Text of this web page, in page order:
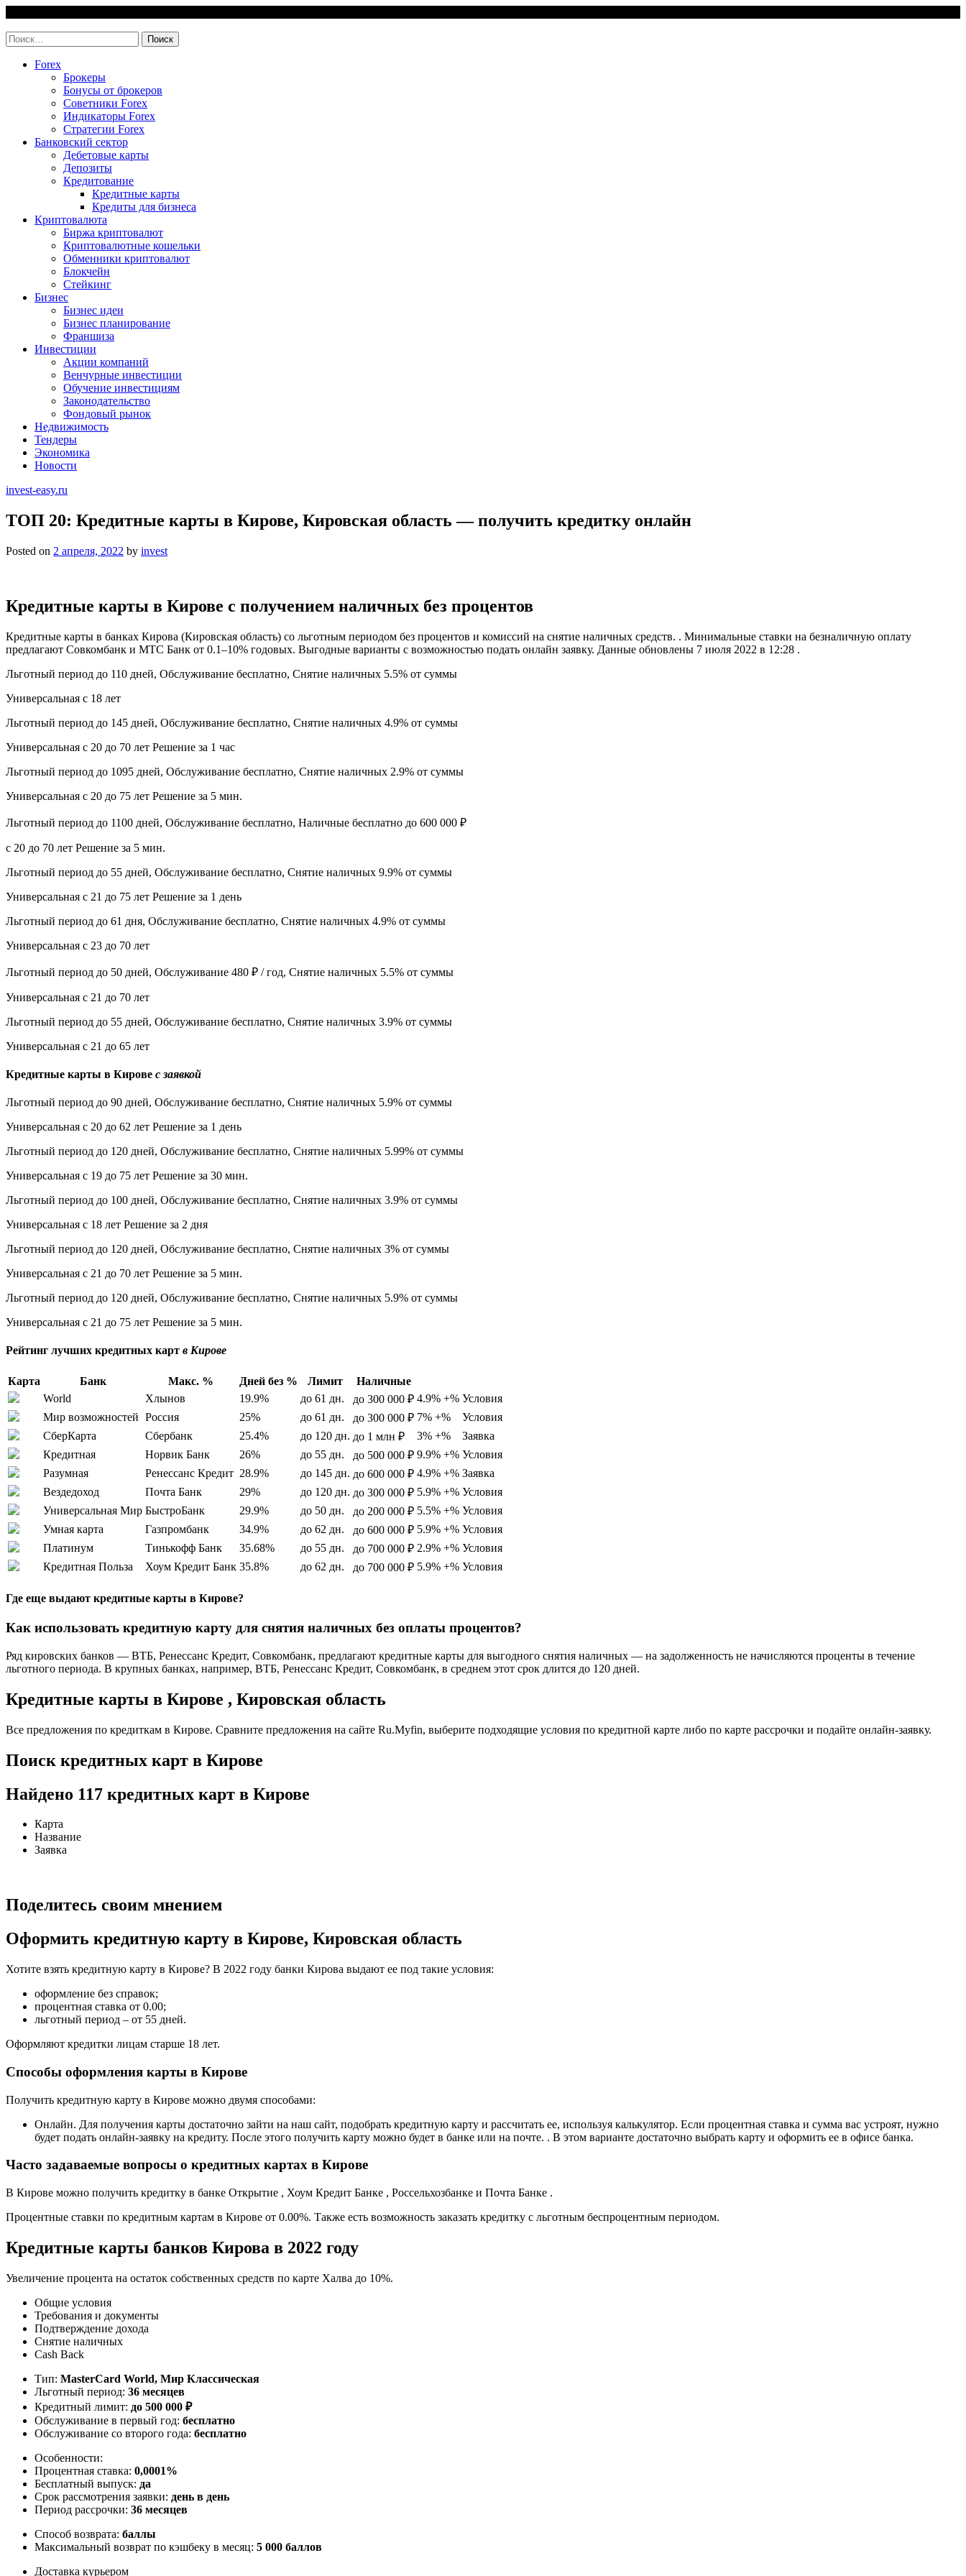
content
Найти:
Forex
Брокеры
Бонусы от брокеров
Советники Forex
Индикаторы Forex
Стратегии Forex
Банковский сектор
Дебетовые карты
Депозиты
Кредитование
Кредитные карты
Кредиты для бизнеса
Криптовалюта
Биржа криптовалют
Криптовалютные кошельки
Обменники криптовалют
Блокчейн
Стейкинг
Бизнес
Бизнес идеи
Бизнес планирование
Франшиза
Инвестиции
Акции компаний
Венчурные инвестиции
Обучение инвестициям
Законодательство
Фондовый рынок
Недвижимость
Тендеры
Экономика
Новости
invest-easy.ru
ТОП 20: Кредитные карты в Кирове, Кировская область — получить кредитку онлайн
Posted on 2 апреля, 2022 by invest
Кредитные карты в Кирове с получением наличных без процентов
Кредитные карты в банках Кирова (Кировская область) со льготным периодом без процентов и комиссий на снятие наличных средств. . Минимальные ставки на безналичную оплату
предлагают Совкомбанк и МТС Банк от 0.1–10% годовых. Выгодные варианты с возможностью подать онлайн заявку. Данные обновлены 7 июля 2022 в 12:28 .
Льготный период до 110 дней, Обслуживание бесплатно, Снятие наличных 5.5% от суммы
Универсальная с 18 лет
Льготный период до 145 дней, Обслуживание бесплатно, Снятие наличных 4.9% от суммы
Универсальная с 20 до 70 лет Решение за 1 час
Льготный период до 1095 дней, Обслуживание бесплатно, Снятие наличных 2.9% от суммы
Универсальная с 20 до 75 лет Решение за 5 мин.
Льготный период до 1100 дней, Обслуживание бесплатно, Наличные бесплатно до 600 000 ₽
с 20 до 70 лет Решение за 5 мин.
Льготный период до 55 дней, Обслуживание бесплатно, Снятие наличных 9.9% от суммы
Универсальная с 21 до 75 лет Решение за 1 день
Льготный период до 61 дня, Обслуживание бесплатно, Снятие наличных 4.9% от суммы
Универсальная с 23 до 70 лет
Льготный период до 50 дней, Обслуживание 480 ₽ / год, Снятие наличных 5.5% от суммы
Универсальная с 21 до 70 лет
Льготный период до 55 дней, Обслуживание бесплатно, Снятие наличных 3.9% от суммы
Универсальная с 21 до 65 лет
Кредитные карты в Кирове с заявкой
Льготный период до 90 дней, Обслуживание бесплатно, Снятие наличных 5.9% от суммы
Универсальная с 20 до 62 лет Решение за 1 день
Льготный период до 120 дней, Обслуживание бесплатно, Снятие наличных 5.99% от суммы
Универсальная с 19 до 75 лет Решение за 30 мин.
Льготный период до 100 дней, Обслуживание бесплатно, Снятие наличных 3.9% от суммы
Универсальная с 18 лет Решение за 2 дня
Льготный период до 120 дней, Обслуживание бесплатно, Снятие наличных 3% от суммы
Универсальная с 21 до 70 лет Решение за 5 мин.
Льготный период до 120 дней, Обслуживание бесплатно, Снятие наличных 5.9% от суммы
Универсальная с 21 до 75 лет Решение за 5 мин.
Рейтинг лучших кредитных карт в Кирове
Карта Банк Макс. % Дней без % Лимит
Наличные
World
Хлынов 19.9% до 61 дн. до 300 000 ₽ 4.9% +% Условия
Мир возможностей Россия 25% до 61 дн. до 300 000 ₽ 7% +%
Условия
СберКарта
Сбербанк 25.4% до 120 дн. до 1 млн ₽ 3% +%
Заявка
Кредитная
Норвик Банк 26% до 55 дн. до 500 000 ₽ 9.9% +% Условия
Разумная
Ренессанс Кредит 28.9% до 145 дн. до 600 000 ₽ 4.9% +% Заявка
Вездедоход
Почта Банк 29% до 120 дн. до 300 000 ₽ 5.9% +% Условия
Универсальная Мир БыстроБанк 29.9% до 50 дн. до 200 000 ₽ 5.5% +% Условия
Умная карта
Газпромбанк 34.9% до 62 дн. до 600 000 ₽ 5.9% +% Условия
Платинум
Тинькофф Банк 35.68% до 55 дн. до 700 000 ₽ 2.9% +% Условия
Кредитная Польза
Хоум Кредит Банк 35.8% до 62 дн. до 700 000 ₽ 5.9% +% Условия
Где еще выдают кредитные карты в Кирове?
Как использовать кредитную карту для снятия наличных без оплаты процентов?
Ряд кировских банков — ВТБ, Ренессанс Кредит, Совкомбанк, предлагают кредитные карты для выгодного снятия наличных — на задолженность не начисляются проценты в течение
льготного периода. В крупных банках, например, ВТБ, Ренессанс Кредит, Совкомбанк, в среднем этот срок длится до 120 дней.
Кредитные карты в Кирове , Кировская область
Все предложения по кредиткам в Кирове. Сравните предложения на сайте Ru.Myfin, выберите подходящие условия по кредитной карте либо по карте рассрочки и подайте онлайн-заявку.
Поиск кредитных карт в Кирове
Найдено 117 кредитных карт в Кирове
Карта
Название
Заявка
Поделитесь своим мнением
Оформить кредитную карту в Кирове, Кировская область
Хотите взять кредитную карту в Кирове? В 2022 году банки Кирова выдают ее под такие условия:
оформление без справок;
процентная ставка от 0.00;
льготный период – от 55 дней.
Оформляют кредитки лицам старше 18 лет.
Способы оформления карты в Кирове
Получить кредитную карту в Кирове можно двумя способами:
Онлайн. Для получения карты достаточно зайти на наш сайт, подобрать кредитную карту и рассчитать ее, используя калькулятор. Если процентная ставка и сумма вас устроят, нужно
будет подать онлайн-заявку на кредиту. После этого получить карту можно будет в банке или на почте. . В этом варианте достаточно выбрать карту и оформить ее в офисе банка.
Часто задаваемые вопросы о кредитных картах в Кирове
В Кирове можно получить кредитку в банке Открытие , Хоум Кредит Банке , Россельхозбанке и Почта Банке .
Процентные ставки по кредитным картам в Кирове от 0.00%. Также есть возможность заказать кредитку с льготным беспроцентным периодом.
Кредитные карты банков Кирова в 2022 году
Увеличение процента на остаток собственных средств по карте Халва до 10%.
Общие условия
Требования и документы
Подтверждение дохода
Снятие наличных
Cash Back
Тип: MasterСard World, Мир Классическая
Льготный период: 36 месяцев
Кредитный лимит: до 500 000 ₽
Обслуживание в первый год: бесплатно
Обслуживание со второго года: бесплатно
Особенности:
Процентная ставка: 0,0001%
Бесплатный выпуск: да
Срок рассмотрения заявки: день в день
Период рассрочки: 36 месяцев
Способ возврата: баллы
Максимальный возврат по кэшбеку в месяц: 5 000 баллов
Доставка курьером